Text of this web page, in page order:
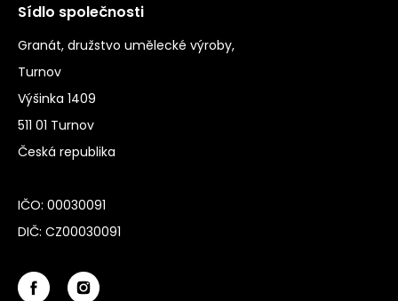
Sídlo společnosti
Granát, družstvo umělecké výroby,
Turnov
Výšinka 1409
511 01 Turnov
Česká republika
IČO: 00030091
DIČ: CZ00030091